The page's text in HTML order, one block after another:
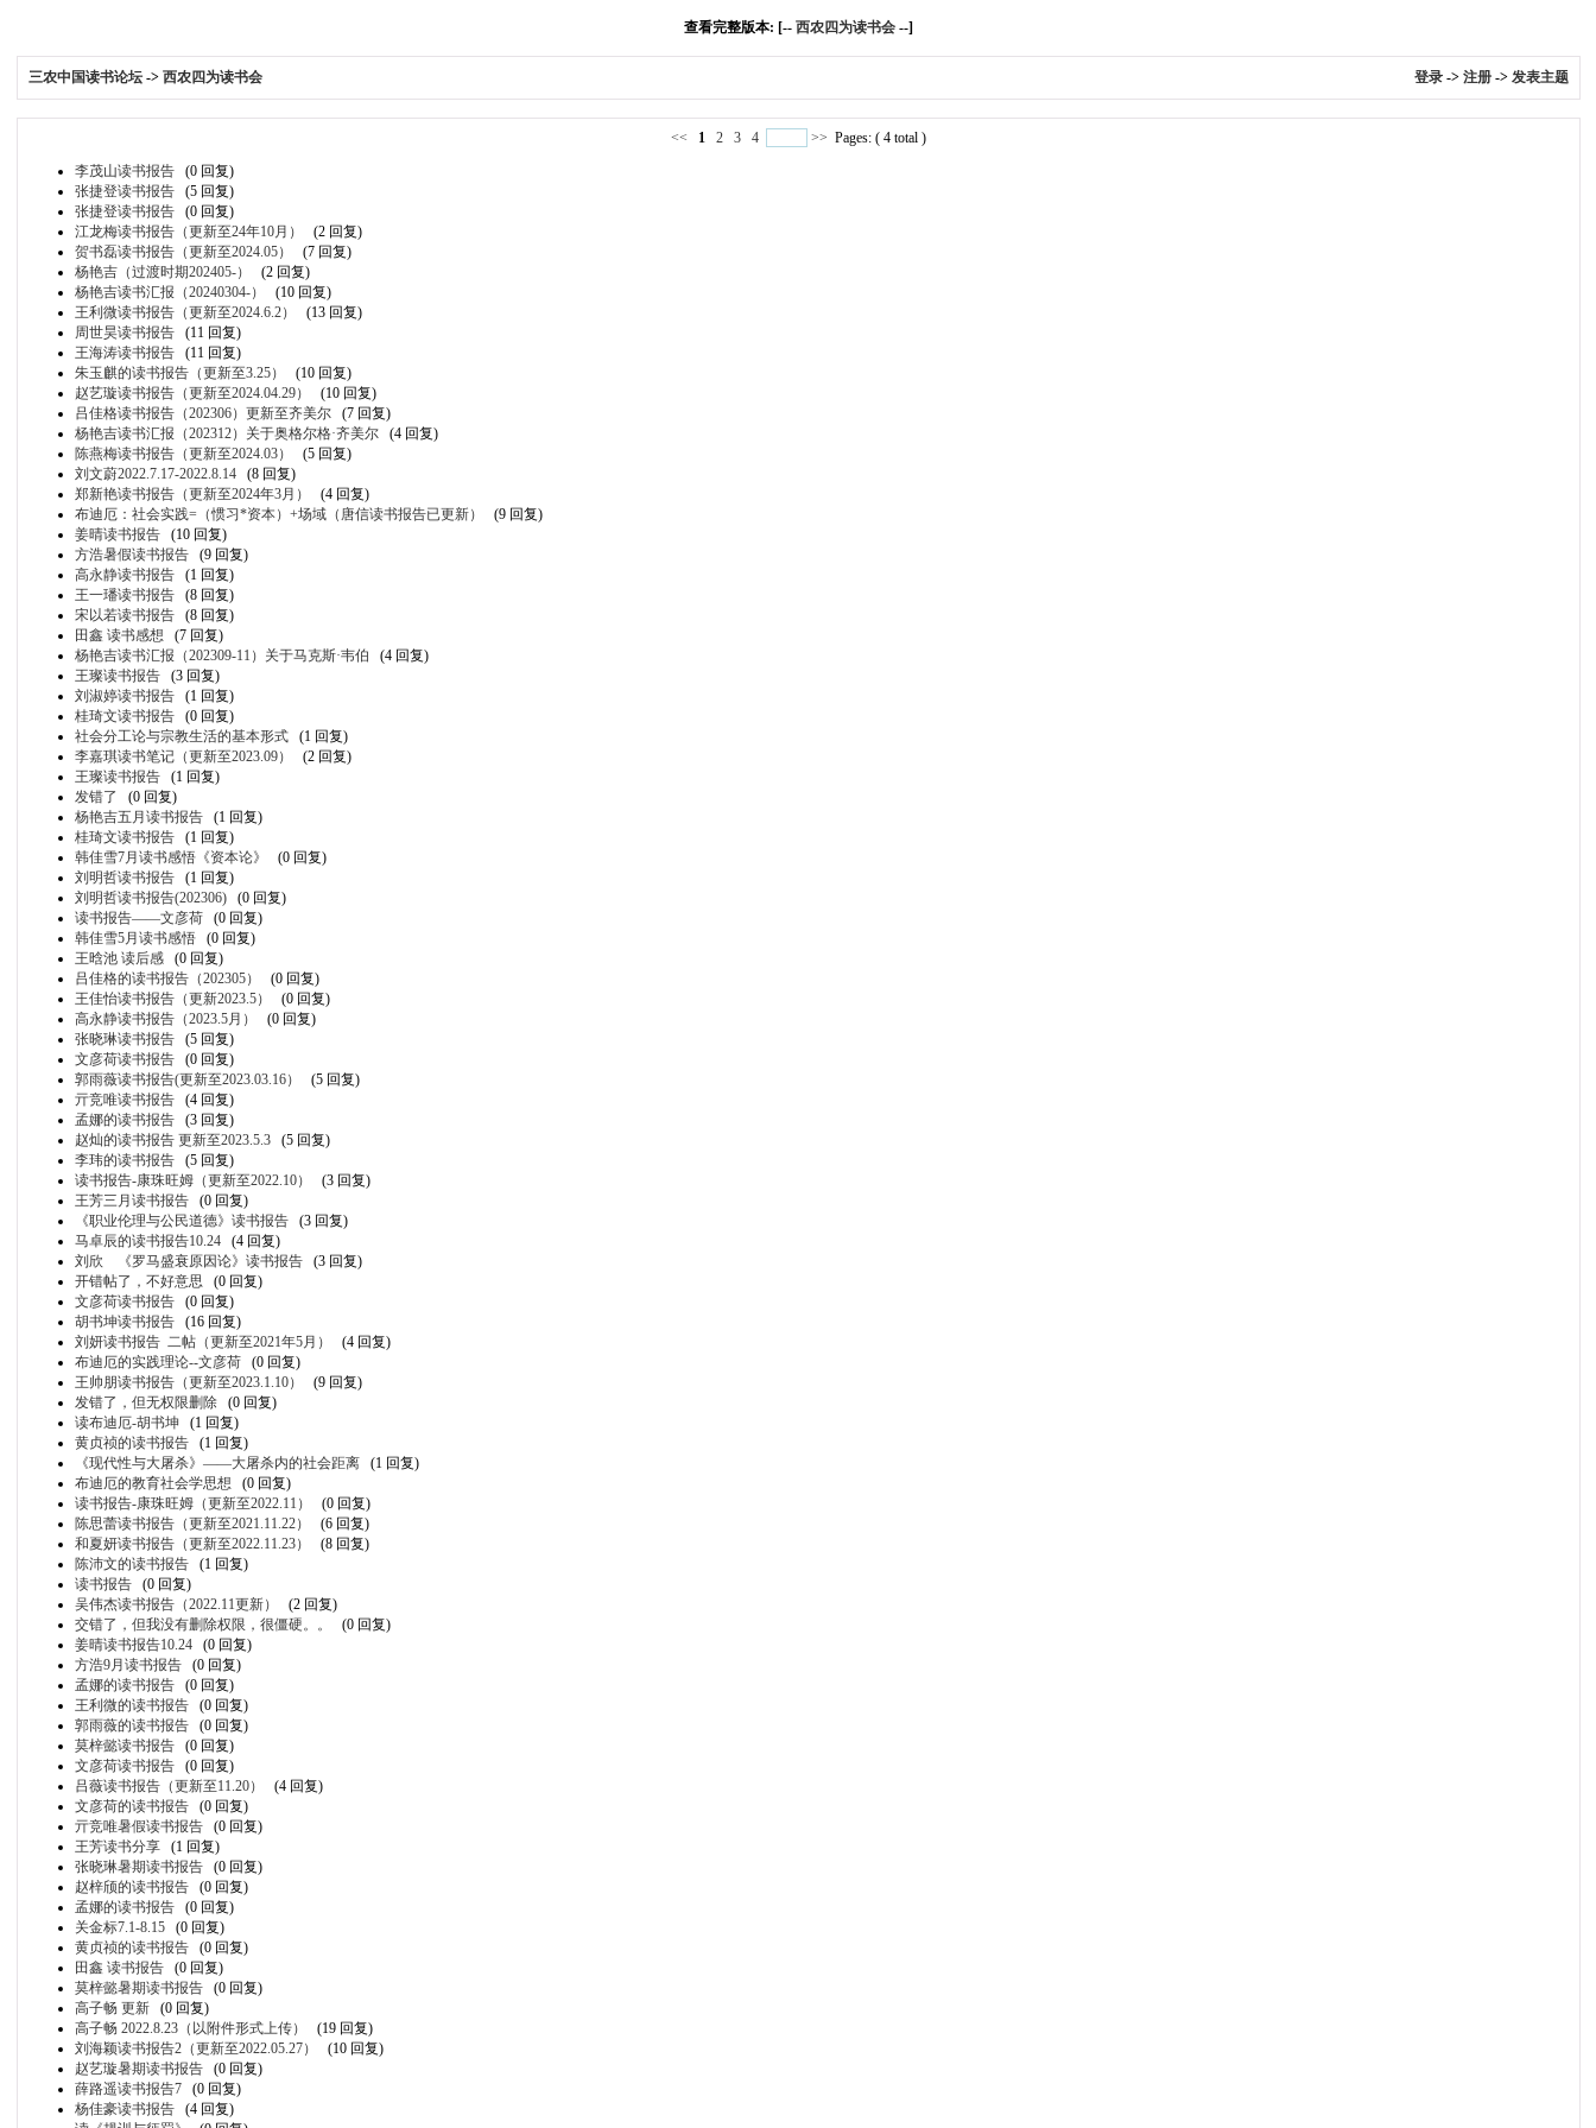
查看完整版本: [-- 西农四为读书会 --]
三农中国读书论坛 -> 西农四为读书会 登录-> 注册-> 发表主题
<< 1 2 3 4 >> Pages: ( 4 total )
李茂山读书报告
(0 回复)
张捷登读书报告
(5 回复)
张捷登读书报告
(0 回复)
江龙梅读书报告（更新至24年10月）
(2 回复)
贺书磊读书报告（更新至2024.05）
(7 回复)
杨艳吉（过渡时期202405-）
(2 回复)
杨艳吉读书汇报（20240304-）
(10 回复)
王利微读书报告（更新至2024.6.2）
(13 回复)
周世昊读书报告
(11 回复)
王海涛读书报告
(11 回复)
朱玉麒的读书报告（更新至3.25）
(10 回复)
赵艺璇读书报告（更新至2024.04.29）
(10 回复)
吕佳格读书报告（202306）更新至齐美尔
(7 回复)
杨艳吉读书汇报（202312）关于奥格尔格·齐美尔
(4 回复)
陈燕梅读书报告（更新至2024.03）
(5 回复)
刘文蔚2022.7.17-2022.8.14
(8 回复)
郑新艳读书报告（更新至2024年3月）
(4 回复)
布迪厄：社会实践=（惯习*资本）+场域（唐信读书报告已更新）
(9 回复)
姜晴读书报告
(10 回复)
方浩暑假读书报告
(9 回复)
高永静读书报告
(1 回复)
王一璠读书报告
(8 回复)
宋以若读书报告
(8 回复)
田鑫 读书感想
(7 回复)
杨艳吉读书汇报（202309-11）关于马克斯·韦伯
(4 回复)
王璨读书报告
(3 回复)
刘淑婷读书报告
(1 回复)
桂琦文读书报告
(0 回复)
社会分工论与宗教生活的基本形式
(1 回复)
李嘉琪读书笔记（更新至2023.09）
(2 回复)
王璨读书报告
(1 回复)
发错了
(0 回复)
杨艳吉五月读书报告
(1 回复)
桂琦文读书报告
(1 回复)
韩佳雪7月读书感悟《资本论》
(0 回复)
刘明哲读书报告
(1 回复)
刘明哲读书报告(202306)
(0 回复)
读书报告——文彦荷
(0 回复)
韩佳雪5月读书感悟
(0 回复)
王晗池 读后感
(0 回复)
吕佳格的读书报告（202305）
(0 回复)
王佳怡读书报告（更新2023.5）
(0 回复)
高永静读书报告（2023.5月）
(0 回复)
张晓琳读书报告
(5 回复)
文彦荷读书报告
(0 回复)
郭雨薇读书报告(更新至2023.03.16）
(5 回复)
亓竞唯读书报告
(4 回复)
孟娜的读书报告
(3 回复)
赵灿的读书报告 更新至2023.5.3
(5 回复)
李玮的读书报告
(5 回复)
读书报告-康珠旺姆（更新至2022.10）
(3 回复)
王芳三月读书报告
(0 回复)
《职业伦理与公民道德》读书报告
(3 回复)
马卓辰的读书报告10.24
(4 回复)
刘欣 《罗马盛衰原因论》读书报告
(3 回复)
开错帖了，不好意思
(0 回复)
文彦荷读书报告
(0 回复)
胡书坤读书报告
(16 回复)
刘妍读书报告 二帖（更新至2021年5月）
(4 回复)
布迪厄的实践理论--文彦荷
(0 回复)
王帅朋读书报告（更新至2023.1.10）
(9 回复)
发错了，但无权限删除
(0 回复)
读布迪厄-胡书坤
(1 回复)
黄贞祯的读书报告
(1 回复)
《现代性与大屠杀》——大屠杀内的社会距离
(1 回复)
布迪厄的教育社会学思想
(0 回复)
读书报告-康珠旺姆（更新至2022.11）
(0 回复)
陈思蕾读书报告（更新至2021.11.22）
(6 回复)
和夏妍读书报告（更新至2022.11.23）
(8 回复)
陈沛文的读书报告
(1 回复)
读书报告
(0 回复)
吴伟杰读书报告（2022.11更新）
(2 回复)
交错了，但我没有删除权限，很僵硬。。
(0 回复)
姜晴读书报告10.24
(0 回复)
方浩9月读书报告
(0 回复)
孟娜的读书报告
(0 回复)
王利微的读书报告
(0 回复)
郭雨薇的读书报告
(0 回复)
莫梓懿读书报告
(0 回复)
文彦荷读书报告
(0 回复)
吕薇读书报告（更新至11.20）
(4 回复)
文彦荷的读书报告
(0 回复)
亓竞唯暑假读书报告
(0 回复)
王芳读书分享
(1 回复)
张晓琳暑期读书报告
(0 回复)
赵梓颀的读书报告
(0 回复)
孟娜的读书报告
(0 回复)
关金标7.1-8.15
(0 回复)
黄贞祯的读书报告
(0 回复)
田鑫 读书报告
(0 回复)
莫梓懿暑期读书报告
(0 回复)
高子畅 更新
(0 回复)
高子畅 2022.8.23（以附件形式上传）
(19 回复)
刘海颖读书报告2（更新至2022.05.27）
(10 回复)
赵艺璇暑期读书报告
(0 回复)
薛路遥读书报告7
(0 回复)
杨佳豪读书报告
(4 回复)